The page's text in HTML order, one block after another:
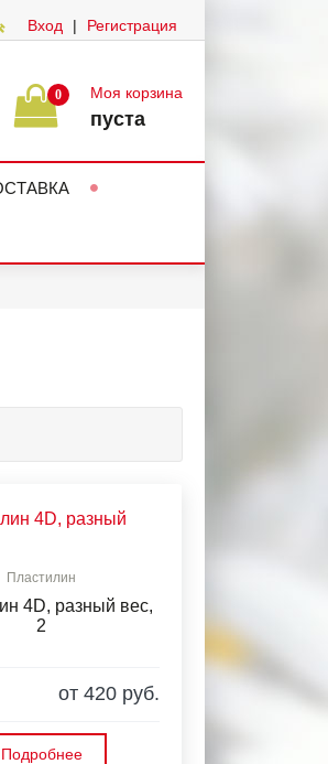
Вход | Регистрация
0 Моя корзина
пуста
Пластилин
4D, разный вес,
2
от 420 руб.
Подробнее